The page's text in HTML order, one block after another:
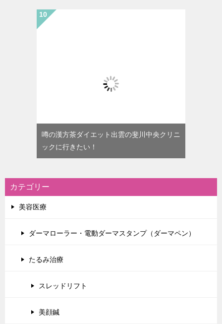
噂の漢方茶ダイエット出雲の斐川中央クリニ
ックに行きたい！
カテゴリー
美容医療
ダーマローラー・電動ダーマスタンプ（ダーマペン）
たるみ治療
スレッドリフト
美顔鍼